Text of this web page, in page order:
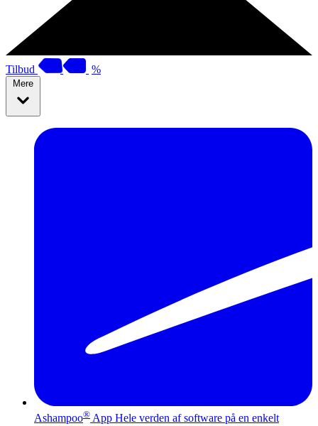
Tilbud %
Mere
Ashampoo® App Hele verden af software på en enkelt